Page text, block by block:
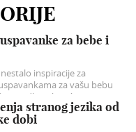
za bebe i
inspiracije za
za vašu bebu
prijedloge koji će sigurno
dječicu.stranog jezika od
dobi